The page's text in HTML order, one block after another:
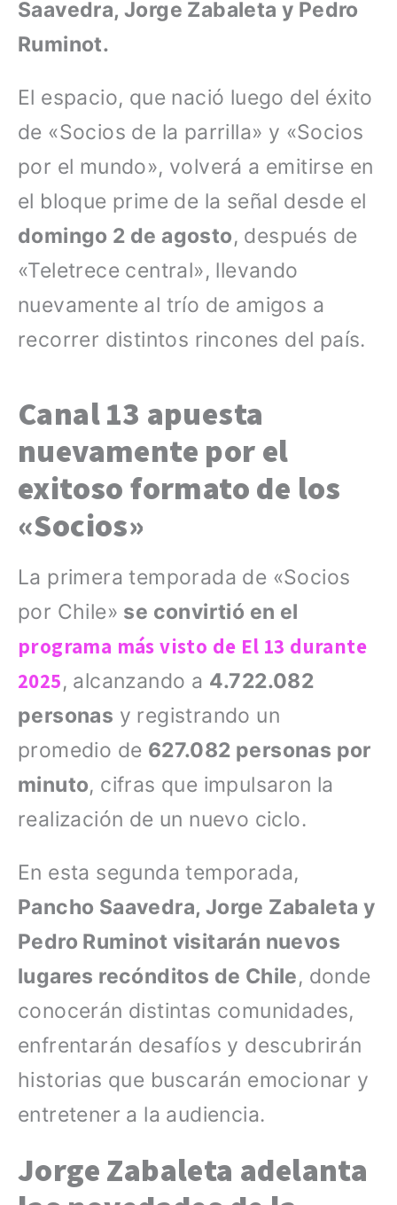
Saavedra, Jorge Zabaleta y Pedro
Ruminot.
El espacio, que nació luego del éxito
de «Socios de la parrilla» y «Socios
por el mundo», volverá a emitirse en
el bloque prime de la señal desde el
domingo 2 de agosto, después de
«Teletrece central», llevando
nuevamente al trío de amigos a
recorrer distintos rincones del país.
Canal 13 apuesta
nuevamente por el
exitoso formato de los
«Socios»
La primera temporada de «Socios
por Chile» se convirtió en el
programa más visto de El 13 durante
2025, alcanzando a 4.722.082
personas y registrando un
promedio de 627.082 personas por
minuto, cifras que impulsaron la
realización de un nuevo ciclo.
En esta segunda temporada,
Pancho Saavedra, Jorge Zabaleta y
Pedro Ruminot visitarán nuevos
lugares recónditos de Chile, donde
conocerán distintas comunidades,
enfrentarán desafíos y descubrirán
historias que buscarán emocionar y
entretener a la audiencia.
Jorge Zabaleta adelanta